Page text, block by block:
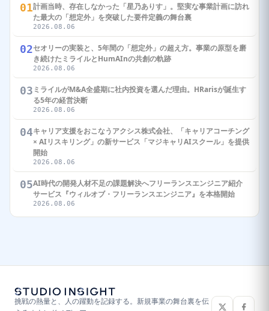
01計画当時、存在しなかった「星乃ありす」。堅実な事業計画に訪れ
た最大の「想定外」を突破した要件定義の舞台裏
2026.08.06
02セオリーの実装と、5年間の「想定外」の超え方。事業の原型を磨
き続けたミライルとHumAInの共創の軌跡
2026.08.06
03 ミライルがM&A全盛期に社内投資を選んだ理由。HRarisが誕生す
る5年の経営決断
2026.08.06
04キャリア支援をおこなうアクシス株式会社、「キャリアコーチング
× AIリスキリング」の新サービス「マジキャリAIスクール」を提供
開始
2026.08.06
05AI時代の開発人材不足の課題解決へフリーランスエンジニア紹介
サービス『ウィルオブ・フリーランスエンジニア』を本格開始
2026.08.06
挑戦の熱量と、人の躍動を記録する。新規事業の舞台裏を伝